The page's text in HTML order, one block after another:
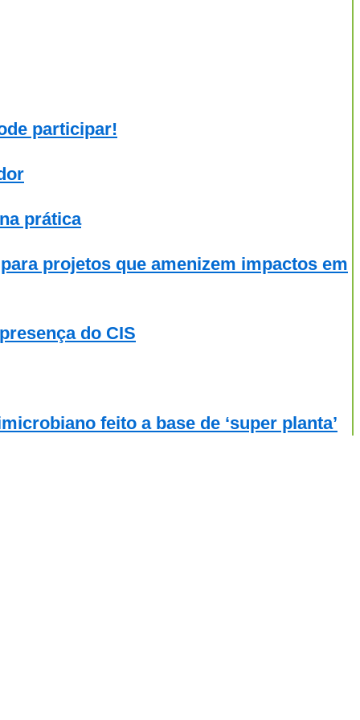
participar!
prática
projetos que amenizem impactos em
do CIS
feito a base de ‘super planta’